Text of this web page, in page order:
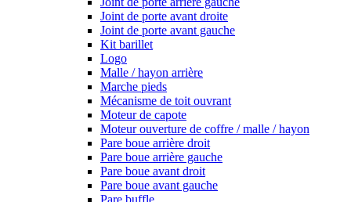
Joint de porte avant droite
Joint de porte avant gauche
Kit barillet
Logo
Malle / hayon arrière
Marche pieds
Mécanisme de toit ouvrant
Moteur de capote
Moteur ouverture de coffre / malle / hayon
Pare boue arrière droit
Pare boue arrière gauche
Pare boue avant droit
Pare boue avant gauche
Pare buffle